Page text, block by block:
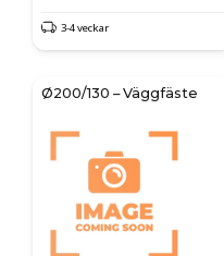
3-4 veckar
Ø200/130 – Väggfäste